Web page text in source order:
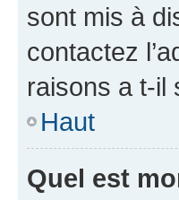
sont mis à
contactez
raisons a t-il
Haut
Quel est